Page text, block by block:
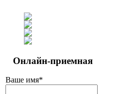
Онлайн-приемная
Ваше имя*